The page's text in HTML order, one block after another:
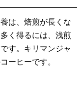
は、焙煎が長くな
く得るには、浅煎
す。キリマンジャ
ーヒーです。